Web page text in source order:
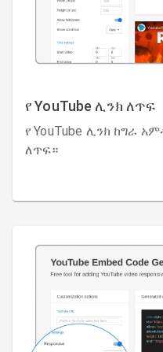
የ YouTube ሊንክ ለጥፍ
የ YouTube ሊንክ ከግራ
ለጥፍ።